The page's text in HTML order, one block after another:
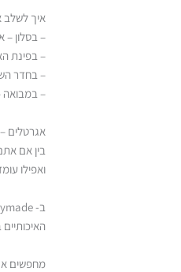
איך לשלב
– בסלון –
– בפינת
– בחדר
–
אגרטלים
בין אם
ואפילו
האיכותיים
מחפשים